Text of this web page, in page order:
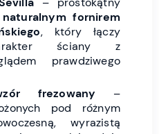
naturalnym fornirem
, który łączy
ściany z
prawdziwego
frezowany –
pod różnym
wyrazistą